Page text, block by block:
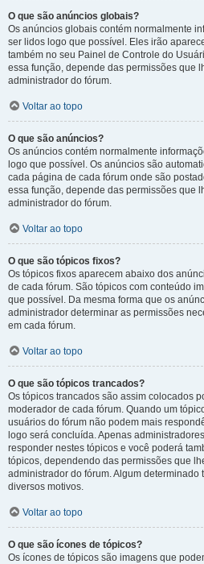
O que são anúncios globais?
Os anúncios globais contém normalmente
ser lidos logo que possível. Eles irão
também no seu Painel de Controle do
essa função, depende das permissões que
administrador do fórum.
Voltar ao topo
O que são anúncios?
Os anúncios contém normalmente
logo que possível. Os anúncios são
cada página de cada fórum onde são
essa função, depende das permissões que
administrador do fórum.
Voltar ao topo
O que são tópicos fixos?
Os tópicos fixos aparecem abaixo dos
de cada fórum. São tópicos com conteúdo
que possível. Da mesma forma que os
administrador determinar as permissões
em cada fórum.
Voltar ao topo
O que são tópicos trancados?
Os tópicos trancados são assim colocados
moderador de cada fórum. Quando um
usuários do fórum não podem mais
logo será concluída. Apenas
responder nestes tópicos e você poderá
tópicos, dependendo das permissões que
administrador do fórum. Algum determinado
diversos motivos.
Voltar ao topo
O que são ícones de tópicos?
Os ícones de tópicos são imagens que